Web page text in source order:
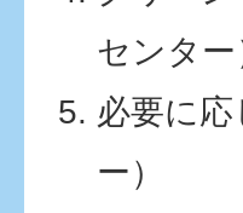
センター
必要に
ー）